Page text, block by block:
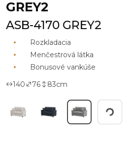
GREY2
ASB-4170 GREY2
Rozkladacia
Menčestrová látka
Bonusové vankúše
140
76 83cm Working...